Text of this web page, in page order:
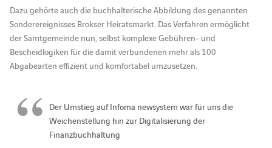
Dazu gehörte auch die buchhalterische Abbildung des genannten
Sonderereignisses Brokser Heiratsmarkt. Das Verfahren ermöglicht
der Samtgemeinde nun, selbst komplexe Gebühren- und
Bescheidlogiken für die damit verbundenen mehr als 100
Abgabearten effizient und komfortabel umzusetzen.
Der Umstieg auf Infoma newsystem war für uns die
Weichenstellung hin zur Digitalisierung der
Finanzbuchhaltung